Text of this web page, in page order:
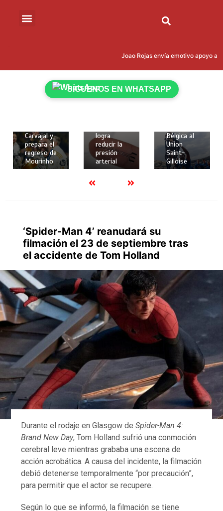
Joao Rojas envía emotivo apoyo a
SÍGUENOS EN WHATSAPP
2 mins
Carvajal y
prepara el
regreso de
Mourinho
2 mins
Crean
logra
reducir la
presión
arterial
de 2026
Rodríguez
brilló con
gol y
Bélgica al
Union
Saint-
Gilloise
‘Spider-Man 4’ reanudará su
filmación el 23 de septiembre tras
el accidente de Tom Holland
Durante el rodaje en Glasgow deSpider-Man 4:
Brand New Day, Tom Holland sufrió una conmoción
cerebral leve mientras grababa una escena de
acción acrobática. A causa del incidente, la filmación
debió detenerse temporalmente “por precaución”,
para permitir que el actor se recupere.
Según lo que se informó, la filmación se tiene